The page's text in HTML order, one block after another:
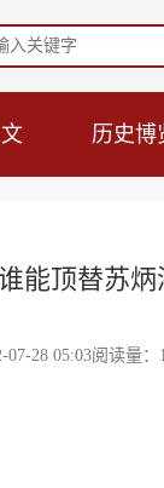
历史博
能顶替苏炳
28 05:03阅读量：